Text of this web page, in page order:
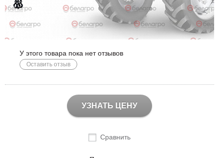
У этого товара пока нет отзывов
Оставить отзыв
УЗНАТЬ ЦЕНУ
Сравнить